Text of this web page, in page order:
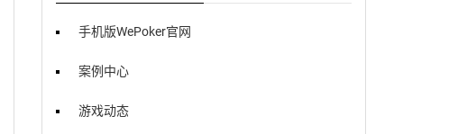
手机版WePoker官网
案例中心
游戏动态